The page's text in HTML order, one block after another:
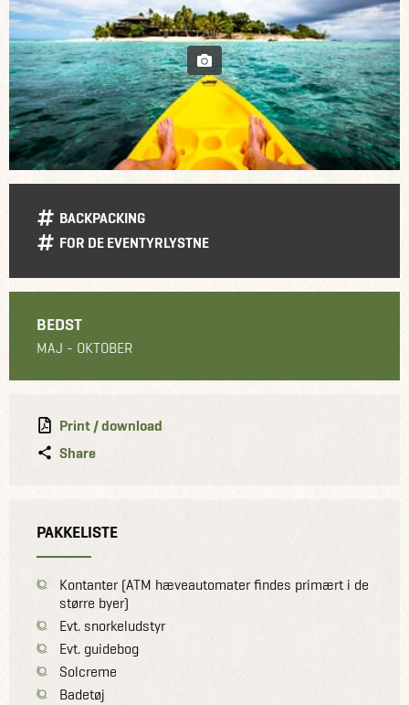
BACKPACKING
FOR DE EVENTYRLYSTNE
BEDST
MAJ - OKTOBER
Print / download
Share
PAKKELISTE
Kontanter (ATM hæveautomater findes primært i de
større byer)
Evt. snorkeludstyr
Evt. guidebog
Solcreme
Badetøj